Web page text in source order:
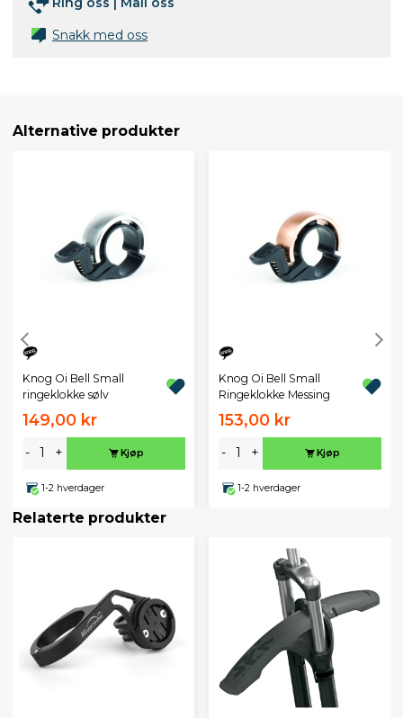
Snakk med oss
Alternative produkter
Knog Oi Bell Small
ringeklokke sølv
149,00 kr
- + Kjøp
1-2 hverdager
Knog Oi Bell Small
Ringeklokke Messing
153,00 kr
- + Kjøp
1-2 hverdager
Relaterte produkter